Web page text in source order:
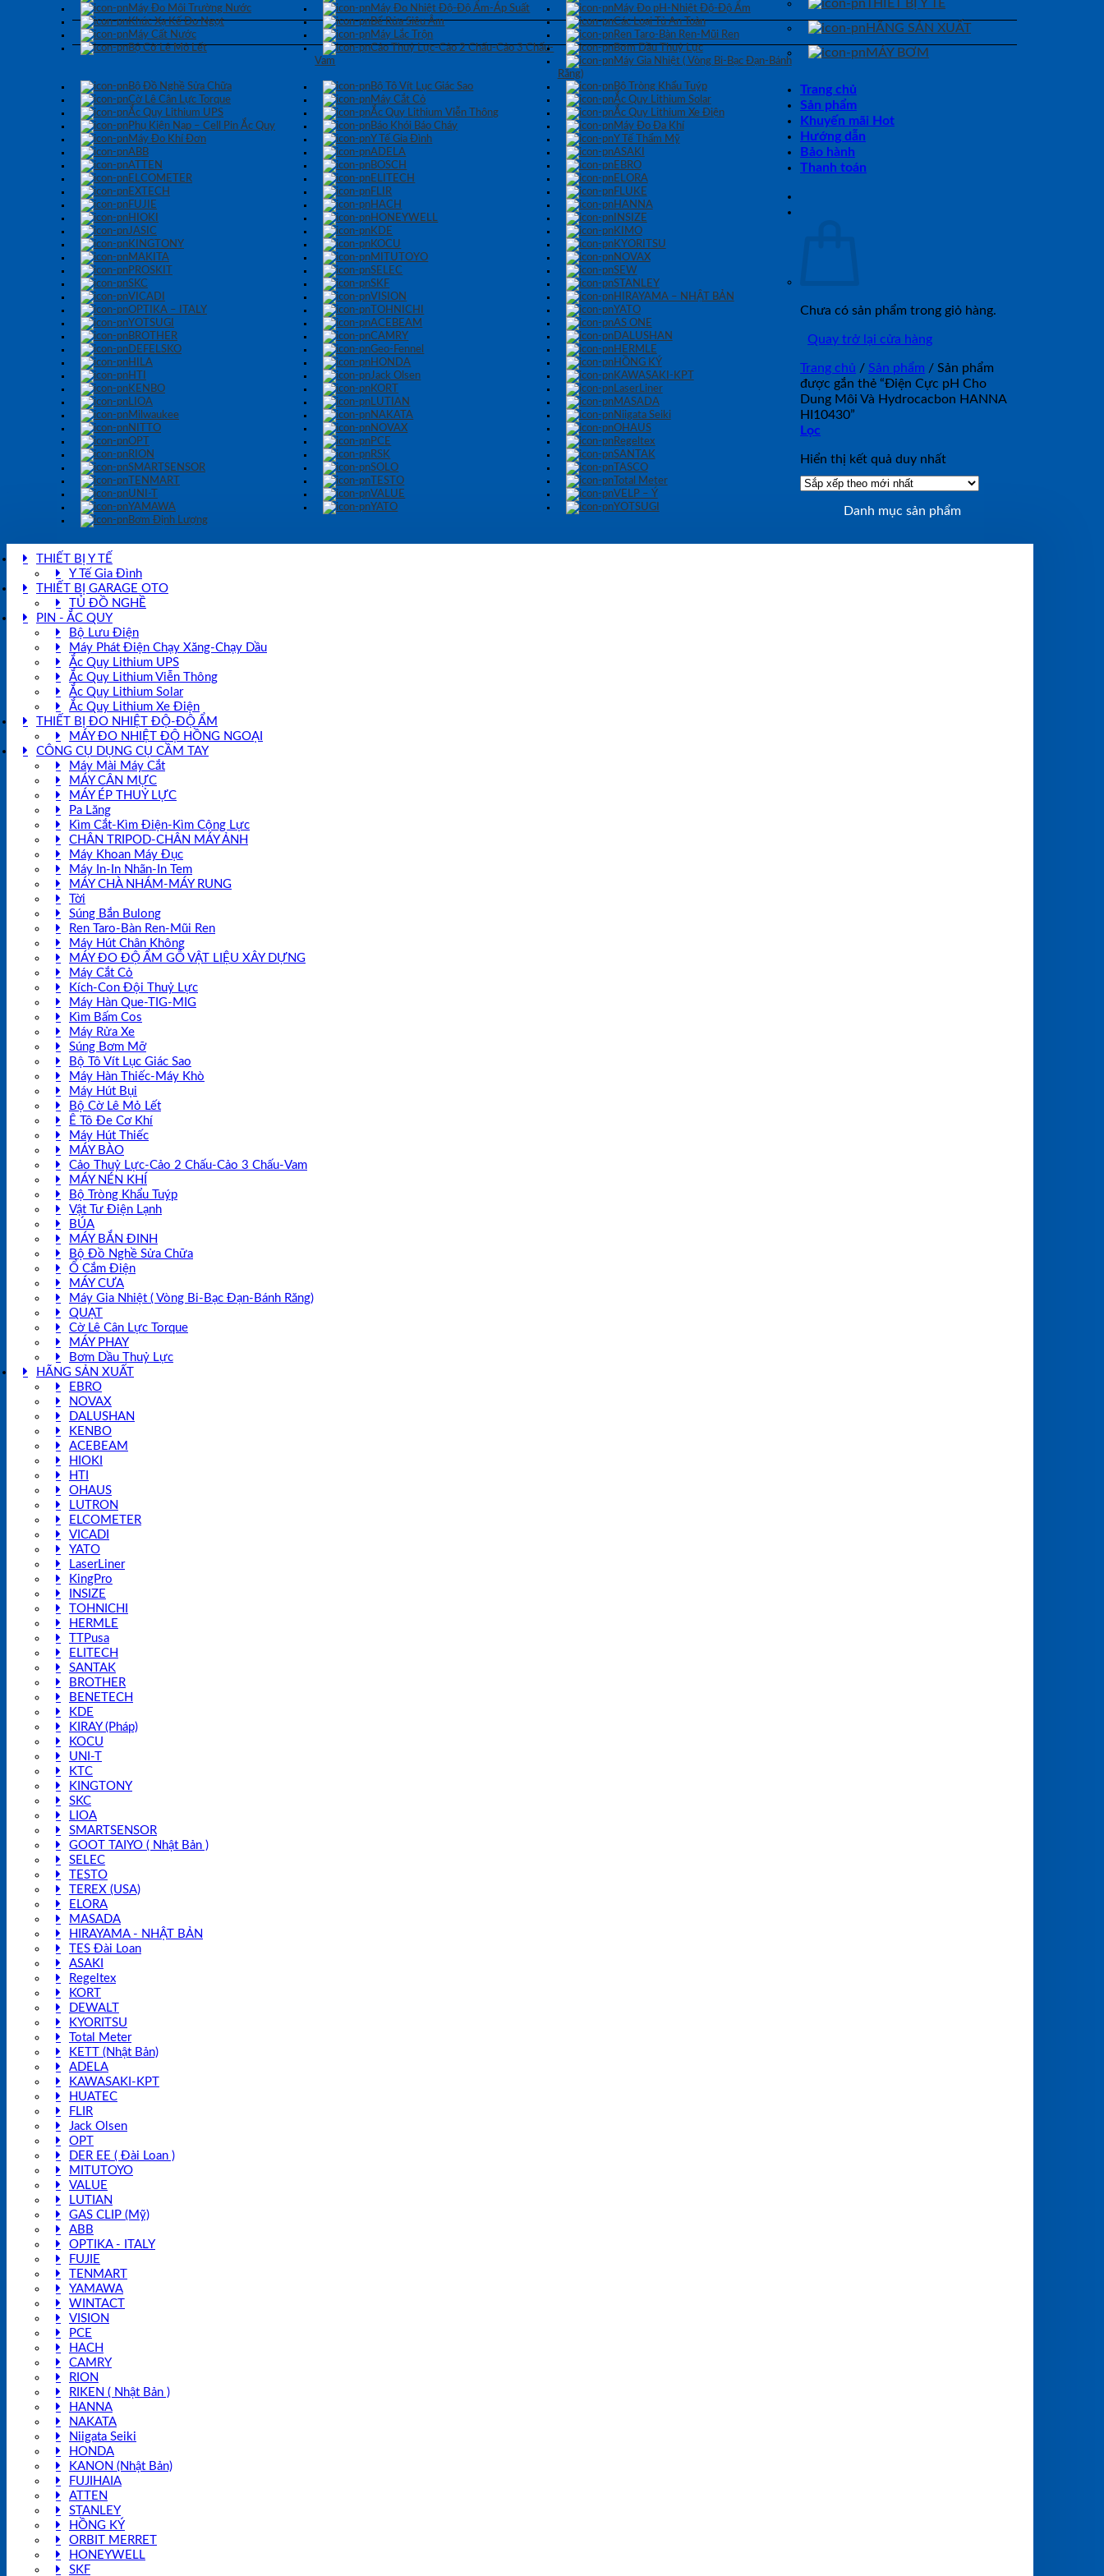
Máy Đo Môi Trường Nước
Máy Đo Nhiệt Độ-Độ Ẩm-Áp Suất
Máy Đo pH-Nhiệt Độ-Độ Ẩm
Khúc Xạ Kế Đo Ngọt
Bể Rửa Siêu Âm
Các Loại Tủ An Toàn
Máy Cất Nước
Máy Lắc Trộn
Ren Taro-Bàn Ren-Mũi Ren
Bộ Cờ Lê Mỏ Lết
Cảo Thuỷ Lực-Cảo 2 Chấu-Cảo 3 Chấu-
Vam
Bơm Dầu Thuỷ Lực
Máy Gia Nhiệt ( Vòng Bi-Bạc Đạn-Bánh
Răng)
Bộ Đồ Nghề Sửa Chữa
Bộ Tô Vít Lục Giác Sao
Bộ Tròng Khẩu Tuýp
Cờ Lê Cân Lực Torque
Máy Cắt Cỏ
Ắc Quy Lithium Solar
Ắc Quy Lithium UPS
Ắc Quy Lithium Viễn Thông
Ắc Quy Lithium Xe Điện
Phụ Kiện Nạp – Cell Pin Ắc Quy
Báo Khói Báo Cháy
Máy Đo Đa Khí
Máy Đo Khí Đơn
THIẾT BỊ Y TẾ
Y Tế Gia Đình Y Tế Thẩm Mỹ
HÃNG SẢN XUẤT
ABB ADELA
ASAKI
ATTEN
BOSCH
EBRO
ELCOMETER
ELITECH
ELORA
EXTECH
FLIR
FLUKE
FUJIE
HACH
HANNA
HIOKI
HONEYWELL
INSIZE
JASIC
KDE
KIMO
KINGTONY
KOCU
KYORITSU
MAKITA
MITUTOYO
NOVAX
PROSKIT
SELEC
SEW
SKC
SKF
STANLEY
VICADI
VISION
HIRAYAMA – NHẬT BẢN
OPTIKA – ITALY
TOHNICHI
YATO
YOTSUGI
ACEBEAM
AS ONE
BROTHER
CAMRY
DALUSHAN
DEFELSKO
Geo-Fennel
HERMLE
HILA
HONDA
HỒNG KÝ
HTI
Jack Olsen
KAWASAKI-KPT
KENBO
KORT
LaserLiner
LIOA
LUTIAN
MASADA
Milwaukee
NAKATA
Niigata Seiki
NITTO
NOVAX
OHAUS
OPT
PCE
Regeltex
RION
RSK
SANTAK
SMARTSENSOR
SOLO
TASCO
TENMART
TESTO
Total Meter
UNI-T
VALUE
VELP – Ý
YAMAWA
YATO YOTSUGI
MÁY BƠM
Bơm Định Lượng
Trang chủ
Sản phẩm
Khuyến mãi Hot
Hướng dẫn
Bảo hành
Thanh toán
Chưa có sản phẩm trong giỏ hàng.
Quay trở lại cửa hàng
Trang chủ / Sản phẩm / Sản phẩm
được gắn thẻ “Điện Cực pH Cho
Dung Môi Và Hydrocacbon HANNA
HI10430”
Lọc
Hiển thị kết quả duy nhất
Danh mục sản phẩm
THIẾT BỊ Y TẾ
Y Tế Gia Đình
THIẾT BỊ GARAGE OTO
TỦ ĐỒ NGHỀ
PIN - ẮC QUY
Bộ Lưu Điện
Máy Phát Điện Chạy Xăng-Chạy Dầu
Ắc Quy Lithium UPS
Ắc Quy Lithium Viễn Thông
Ắc Quy Lithium Solar
Ắc Quy Lithium Xe Điện
THIẾT BỊ ĐO NHIỆT ĐỘ-ĐỘ ẨM
MÁY ĐO NHIỆT ĐỘ HỒNG NGOẠI
CÔNG CỤ DỤNG CỤ CẦM TAY
Máy Mài Máy Cắt
MÁY CÂN MỰC
MÁY ÉP THUỶ LỰC
Pa Lăng
Kìm Cắt-Kìm Điện-Kìm Cộng Lực
CHÂN TRIPOD-CHÂN MÁY ẢNH
Máy Khoan Máy Đục
Máy In-In Nhãn-In Tem
MÁY CHÀ NHÁM-MÁY RUNG
Tời
Súng Bắn Bulong
Ren Taro-Bàn Ren-Mũi Ren
Máy Hút Chân Không
MÁY ĐO ĐỘ ẨM GỖ VẬT LIỆU XÂY DỰNG
Máy Cắt Cỏ
Kích-Con Đội Thuỷ Lực
Máy Hàn Que-TIG-MIG
Kìm Bấm Cos
Máy Rửa Xe
Súng Bơm Mỡ
Bộ Tô Vít Lục Giác Sao
Máy Hàn Thiếc-Máy Khò
Máy Hút Bụi
Bộ Cờ Lê Mỏ Lết
Ê Tô Đe Cơ Khí
Máy Hút Thiếc
MÁY BÀO
Cảo Thuỷ Lực-Cảo 2 Chấu-Cảo 3 Chấu-Vam
MÁY NÉN KHÍ
Bộ Tròng Khẩu Tuýp
Vật Tư Điện Lạnh
BÚA
MÁY BẮN ĐINH
Bộ Đồ Nghề Sửa Chữa
Ổ Cắm Điện
MÁY CƯA
Máy Gia Nhiệt ( Vòng Bi-Bạc Đạn-Bánh Răng)
QUẠT
Cờ Lê Cân Lực Torque
MÁY PHAY
Bơm Dầu Thuỷ Lực
HÃNG SẢN XUẤT
EBRO
NOVAX
DALUSHAN
KENBO
ACEBEAM
HIOKI
HTI
OHAUS
LUTRON
ELCOMETER
VICADI
YATO
LaserLiner
KingPro
INSIZE
TOHNICHI
HERMLE
TTPusa
ELITECH
SANTAK
BROTHER
BENETECH
KDE
KIRAY (Pháp)
KOCU
UNI-T
KTC
KINGTONY
SKC
LIOA
SMARTSENSOR
GOOT TAIYO ( Nhật Bản )
SELEC
TESTO
TEREX (USA)
ELORA
MASADA
HIRAYAMA - NHẬT BẢN
TES Đài Loan
ASAKI
Regeltex
KORT
DEWALT
KYORITSU
Total Meter
KETT (Nhật Bản)
ADELA
KAWASAKI-KPT
HUATEC
FLIR
Jack Olsen
OPT
DER EE ( Đài Loan )
MITUTOYO
VALUE
LUTIAN
GAS CLIP (Mỹ)
ABB
OPTIKA - ITALY
FUJIE
TENMART
YAMAWA
WINTACT
VISION
PCE
HACH
CAMRY
RION
RIKEN ( Nhật Bản )
HANNA
NAKATA
Niigata Seiki
HONDA
KANON (Nhật Bản)
FUJIHAIA
ATTEN
STANLEY
HỒNG KÝ
ORBIT MERRET
HONEYWELL
SKF